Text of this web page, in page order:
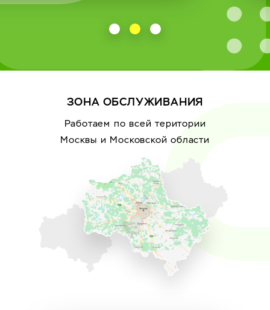
ЗОНА ОБСЛУЖИВАНИЯ
Работаем по всей територии
Москвы и Московской области